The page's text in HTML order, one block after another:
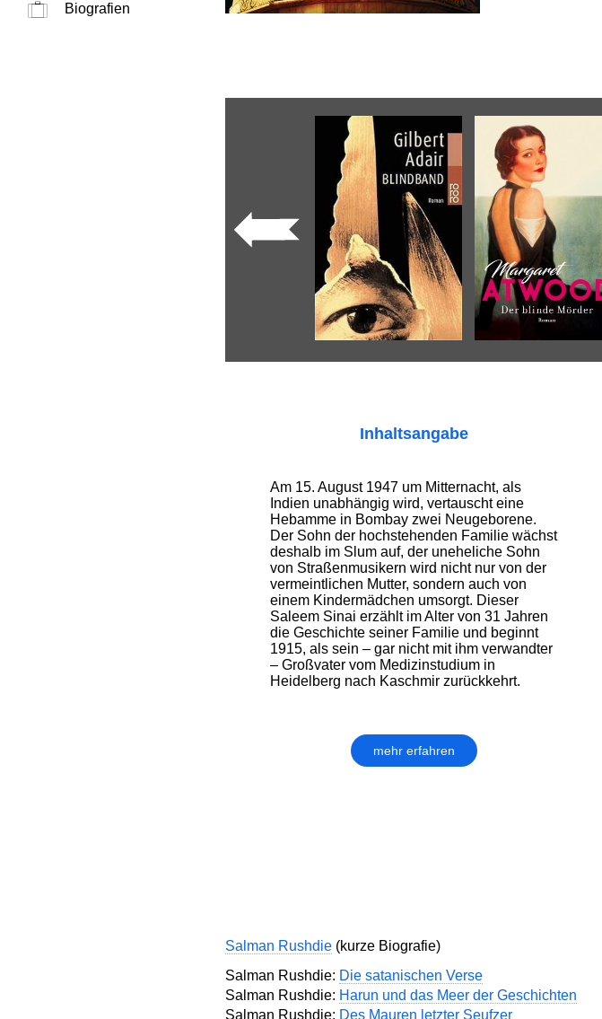
Biografien
Inhaltsangabe
Am 15. August 1947 um Mitternacht, als
Indien unabhängig wird, vertauscht eine
Hebamme in Bombay zwei Neugeborene.
Der Sohn der hochstehenden Familie wächst
deshalb im Slum auf, der uneheliche Sohn
von Straßenmusikern wird nicht nur von der
vermeintlichen Mutter, sondern auch von
einem Kindermädchen umsorgt. Dieser
Saleem Sinai erzählt im Alter von 31 Jahren
die Geschichte seiner Familie und beginnt
1915, als sein – gar nicht mit ihm verwandter
– Großvater vom Medizinstudium in
Heidelberg nach Kaschmir zurückkehrt.
mehr erfahren
Salman Rushdie(kurze Biografie)
Salman Rushdie: Die satanischen Verse
Salman Rushdie: Harun und das Meer der Geschichten
Salman Rushdie: Des Mauren letzter Seufzer